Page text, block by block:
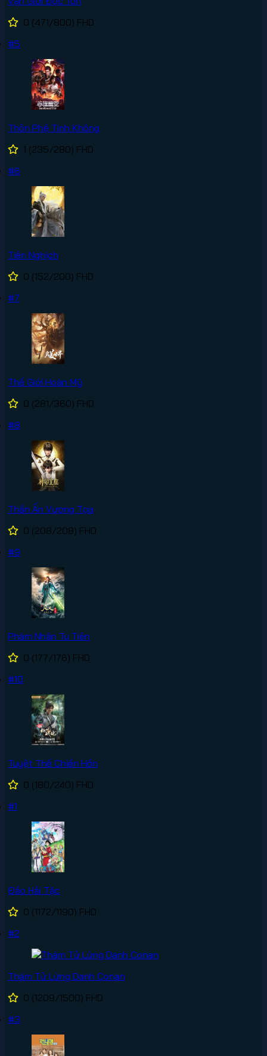
0 (471/800) FHD
#5
Thôn Phệ Tinh Không
1 (235/280) FHD
#6
Tiên Nghịch
0 (152/200) FHD
#7
Thế Giới Hoàn Mỹ
0 (281/360) FHD
#8
Thần Ấn Vương Tọa
0 (208/208) FHD
#9
Phàm Nhân Tu Tiên
0 (177/176) FHD
#10
Tuyệt Thế Chiến Hồn
0 (180/240) FHD
#1
Đảo Hải Tặc
0 (1172/1190) FHD
#2
Thám Tử Lừng Danh Conan
0 (1209/1500) FHD
#3